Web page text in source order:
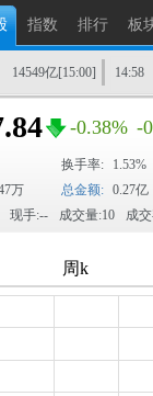
指数 排行 板
14549亿[15:00] 14:58
14:56
14:56
14:56
14:56
14:55
14:55
-0.38% -
换手率: 1.53%
万 总金额: 0.27亿
现手:-- 成交量:10 成